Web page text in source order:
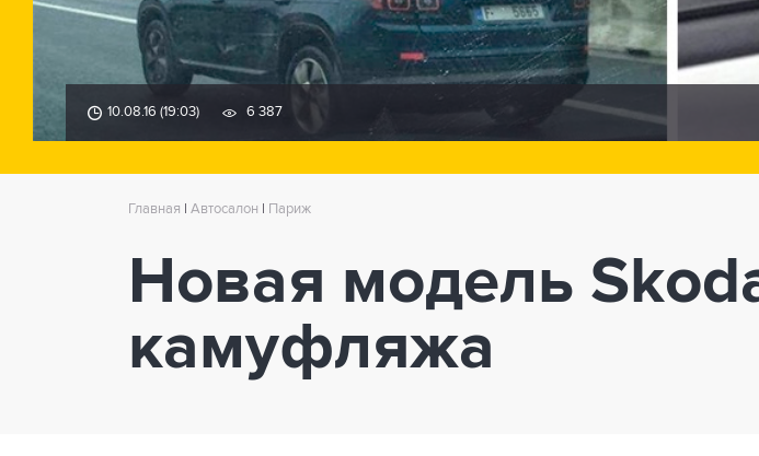
10.08.16 (19:03) 6 387
Главная Автосалон Париж
Новая модель
камуфляжа